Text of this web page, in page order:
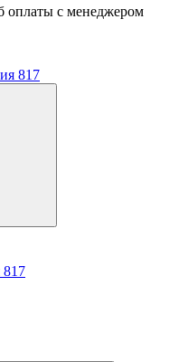
оплаты с менеджером